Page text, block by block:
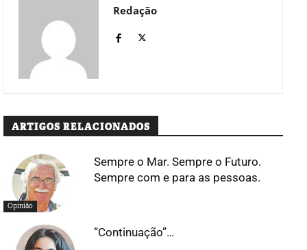
Redação
ARTIGOS RELACIONADOS
Opinião
Sempre o Mar. Sempre o Futuro.
Sempre com e para as pessoas.
“Continuação”…